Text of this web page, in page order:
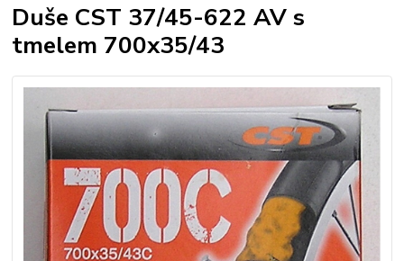
Duše CST 37/45-622 AV s
tmelem 700x35/43